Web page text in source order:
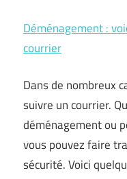
Déménagement :
courrier
Dans de nombreux
suivre un courrier.
déménagement ou
vous pouvez faire
sécurité. Voici